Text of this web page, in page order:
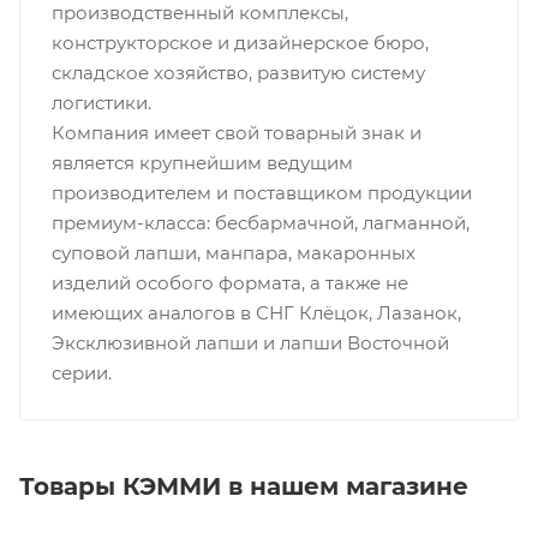
производственный комплексы,
конструкторское и дизайнерское бюро,
складское хозяйство, развитую систему
логистики.
Компания имеет свой товарный знак и
является крупнейшим ведущим
производителем и поставщиком продукции
премиум-класса: бесбармачной, лагманной,
суповой лапши, манпара, макаронных
изделий особого формата, а также не
имеющих аналогов в СНГ Клёцок, Лазанок,
Эксклюзивной лапши и лапши Восточной
серии.
Товары КЭММИ в нашем магазине